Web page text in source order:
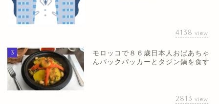
4138 view
3
モロッコで８６歳日本人おばあちゃ
んバックパッカーとタジン鍋を食す
2813 view